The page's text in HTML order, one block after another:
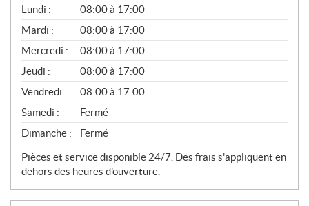
V
E
N
T
E
S
Lundi :
08:00 à 17:00
Mardi :
08:00 à 17:00
Mercredi :
08:00 à 17:00
Jeudi :
08:00 à 17:00
Vendredi :
08:00 à 17:00
Samedi :
Fermé
Dimanche :
Fermé
Pièces et service disponible 24/7. Des frais s'appliquent en
dehors des heures d'ouverture.